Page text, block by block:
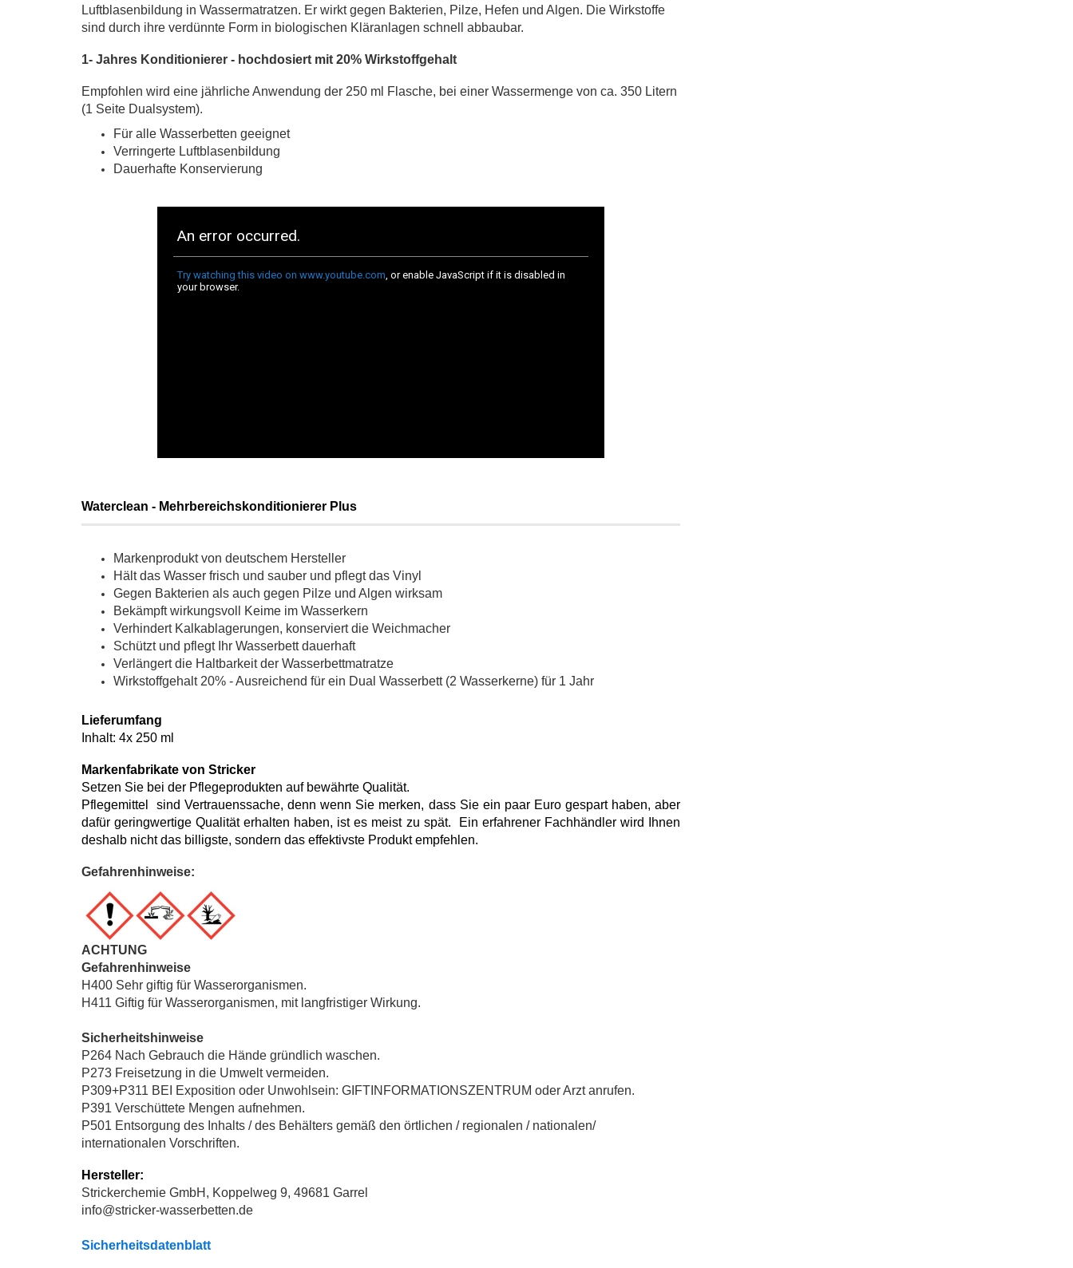
Luftblasenbildung in Wassermatratzen. Er wirkt gegen Bakterien, Pilze, Hefen und Algen. Die Wirkstoffe
sind durch ihre verdünnte Form in biologischen Kläranlagen schnell abbaubar.
1- Jahres Konditionierer - hochdosiert mit 20% Wirkstoffgehalt
Empfohlen wird eine jährliche Anwendung der 250 ml Flasche, bei einer Wassermenge von ca. 350 Litern
(1 Seite Dualsystem).
Für alle Wasserbetten geeignet
Verringerte Luftblasenbildung
Dauerhafte Konservierung
Waterclean - Mehrbereichskonditionierer Plus
Markenprodukt von deutschem Hersteller
Hält das Wasser frisch und sauber und pflegt das Vinyl
Gegen Bakterien als auch gegen Pilze und Algen wirksam
Bekämpft wirkungsvoll Keime im Wasserkern
Verhindert Kalkablagerungen, konserviert die Weichmacher
Schützt und pflegt Ihr Wasserbett dauerhaft
Verlängert die Haltbarkeit der Wasserbettmatratze
Wirkstoffgehalt 20% - Ausreichend für ein Dual Wasserbett (2 Wasserkerne) für 1 Jahr
Lieferumfang
Inhalt: 4x 250 ml
Markenfabrikate von Stricker
Setzen Sie bei der Pflegeprodukten auf bewährte Qualität.
Pflegemittel sind Vertrauenssache, denn wenn Sie merken, dass Sie ein paar Euro gespart haben, aber
dafür geringwertige Qualität erhalten haben, ist es meist zu spät.
Ein erfahrener Fachhändler wird Ihnen
deshalb nicht das billigste, sondern das effektivste Produkt empfehlen.
Gefahrenhinweise:
ACHTUNG
Gefahrenhinweise
H400 Sehr giftig für Wasserorganismen.
H411 Giftig für Wasserorganismen, mit langfristiger Wirkung.
Sicherheitshinweise
P264 Nach Gebrauch die Hände gründlich waschen.
P273 Freisetzung in die Umwelt vermeiden.
P309+P311 BEI Exposition oder Unwohlsein: GIFTINFORMATIONSZENTRUM oder Arzt anrufen.
P391 Verschüttete Mengen aufnehmen.
P501 Entsorgung des Inhalts / des Behälters gemäß den örtlichen / regionalen / nationalen/
internationalen Vorschriften.
Hersteller:
Strickerchemie GmbH, Koppelweg 9, 49681 Garrel
info@stricker-wasserbetten.de
Sicherheitsdatenblatt